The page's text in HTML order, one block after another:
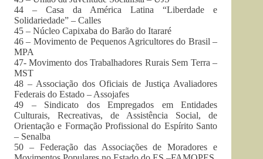
44 – Casa da América Latina “Liberdade e
Solidariedade” – Calles
45 – Núcleo Capixaba do Barão do Itararé
46 – Movimento de Pequenos Agricultores do Brasil –
MPA
47- Movimento dos Trabalhadores Rurais Sem Terra –
MST
48 – Associação dos Oficiais de Justiça Avaliadores
Federais do Estado – Assojafes
49 – Sindicato dos Empregados em Entidades
Culturais, Recreativas, de Assistência Social, de
Orientação e Formação Profissional do Espírito Santo
– Senalba
50 – Federação das Associações de Moradores e